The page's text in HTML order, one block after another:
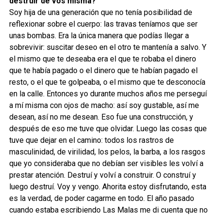
Soy hija de una generación que no tenía posibilidad de
reflexionar sobre el cuerpo: las travas teníamos que ser
unas bombas. Era la única manera que podías llegar a
sobrevivir: suscitar deseo en el otro te mantenía a salvo. Y
el mismo que te deseaba era el que te robaba el dinero
que te había pagado o el dinero que te habían pagado el
resto, o el que te golpeaba, o el mismo que te desconocía
en la calle. Entonces yo durante muchos años me perseguí
a mí misma con ojos de macho: así soy gustable, así me
desean, así no me desean. Eso fue una construcción, y
después de eso me tuve que olvidar. Luego las cosas que
tuve que dejar en el camino: todos los rastros de
masculinidad, de virilidad, los pelos, la barba, a los rasgos
que yo consideraba que no debían ser visibles les volví a
prestar atención. Destruí y volví a construir. O construí y
luego destruí. Voy y vengo. Ahorita estoy disfrutando, esta
es la verdad, de poder cagarme en todo. El año pasado
cuando estaba escribiendo Las Malas me di cuenta que no